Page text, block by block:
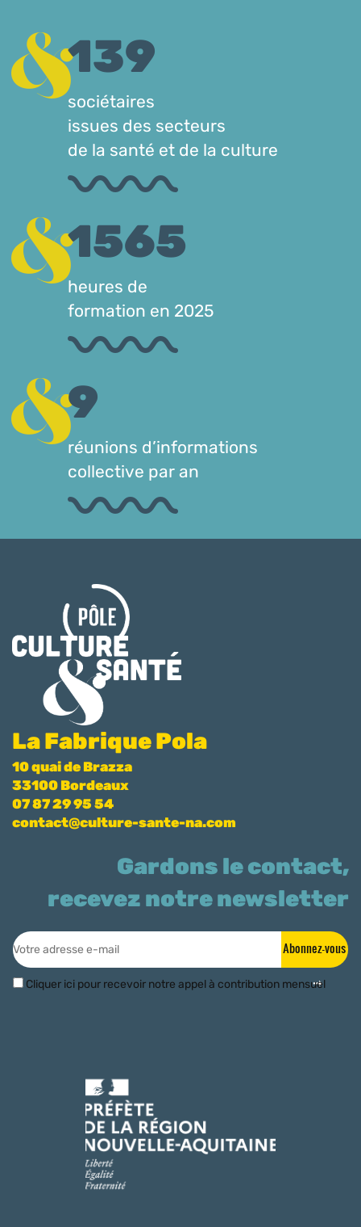
139
sociétaires
issues des secteurs
de la santé et de la culture
1565
heures de
formation en 2025
9
réunions d’informations
collective par an
La Fabrique Pola
10 quai de Brazza
33100 Bordeaux
07 87 29 95 54
contact@culture-sante-na.com
Gardons le contact,
recevez notre newsletter
Abonnez-vous
Cliquer ici pour recevoir notre appel à contribution mensuel